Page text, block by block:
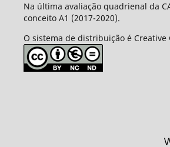
Na última avaliação quadrienal da
conceito A1 (2017-2020).
O sistema de distribuição é Creative